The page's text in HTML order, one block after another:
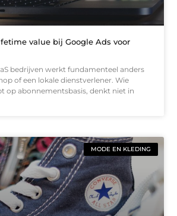
value bij Google Ads voor
bedrijven werkt fundamenteel anders
of een lokale dienstverlener. Wie
op abonnementsbasis, denkt niet in
MODE EN KLEDING